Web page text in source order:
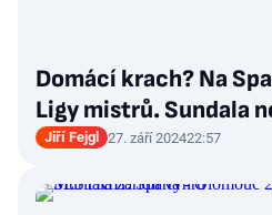
Domácí krach? Na
Ligy mistrů. Sundala
Jiří Fejgl 27. září 202422:57